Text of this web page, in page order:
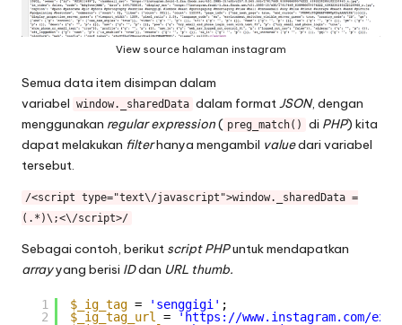
View source halaman instagram
Semua data item disimpan dalam
variabel window._sharedData dalam formatJSON, dengan
menggunakan regular expression( preg_match() di PHP) kita
dapat melakukan filterhanya mengambil valuedari variabel
tersebut.
/<script type="text\/javascript">window._sharedData =
(.*)\;<\/script>/
Sebagai contoh, berikut script PHPuntuk mendapatkan
arrayyang berisi IDdan URL thumb.
1
2
$_ig_tag = 'senggigi' ;
$_ig_tag_url = ' https://www.instagram.com/